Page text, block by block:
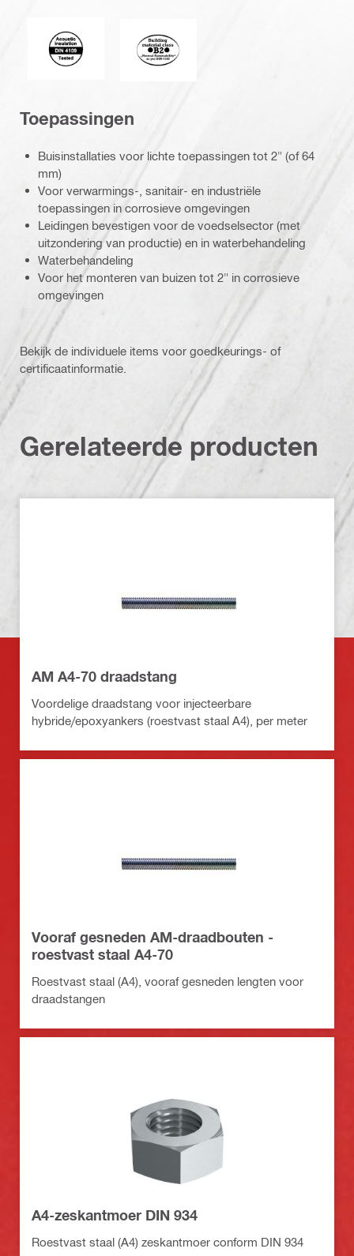
Acoustic_insulation_4109_EN.eps (51749)
Toepassingen
Buisinstallaties voor lichte toepassingen tot 2" (of 64
mm)
Voor verwarmings-, sanitair- en industriële
toepassingen in corrosieve omgevingen
Leidingen bevestigen voor de voedselsector (met
uitzondering van productie) en in waterbehandeling
Waterbehandeling
Voor het monteren van buizen tot 2" in corrosieve
omgevingen
Bekijk de individuele items voor goedkeurings- of
certificaatinformatie.
Gerelateerde producten
AM A4-70 draadstang
Voordelige draadstang voor injecteerbare
hybride/epoxyankers (roestvast staal A4), per meter
Vooraf gesneden AM-draadbouten -
roestvast staal A4-70
Roestvast staal (A4), vooraf gesneden lengten voor
draadstangen
A4-zeskantmoer DIN 934
Roestvast staal (A4) zeskantmoer conform DIN 934